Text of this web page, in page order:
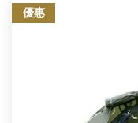
優惠